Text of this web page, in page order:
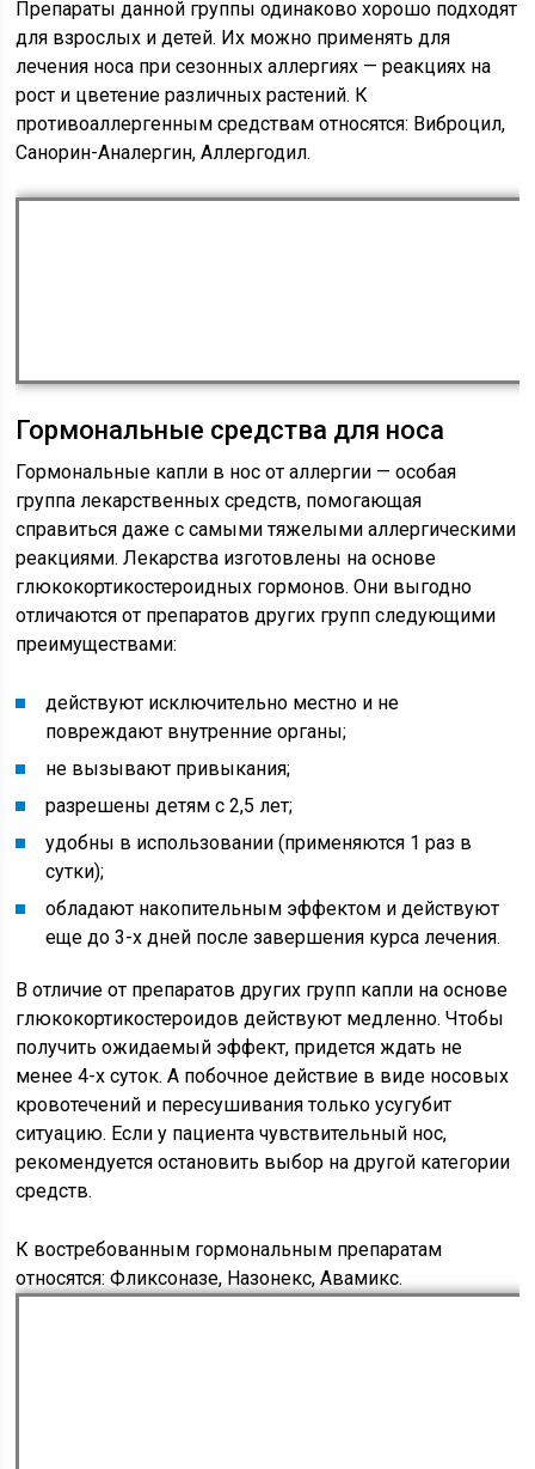
Препараты данной группы одинаково хорошо подходят
для взрослых и детей. Их можно применять для
лечения носа при сезонных аллергиях — реакциях на
рост и цветение различных растений. К
противоаллергенным средствам относятся: Виброцил,
Санорин-Аналергин, Аллергодил.
Гормональные средства для носа
Гормональные капли в нос от аллергии — особая
группа лекарственных средств, помогающая
справиться даже с самыми тяжелыми аллергическими
реакциями. Лекарства изготовлены на основе
глюкокортикостероидных гормонов. Они выгодно
отличаются от препаратов других групп следующими
преимуществами:
действуют исключительно местно и не
повреждают внутренние органы;
не вызывают привыкания;
разрешены детям с 2,5 лет;
удобны в использовании (применяются 1 раз в
сутки);
обладают накопительным эффектом и действуют
еще до 3-х дней после завершения курса лечения.
В отличие от препаратов других групп капли на основе
глюкокортикостероидов действуют медленно. Чтобы
получить ожидаемый эффект, придется ждать не
менее 4-х суток. А побочное действие в виде носовых
кровотечений и пересушивания только усугубит
ситуацию. Если у пациента чувствительный нос,
рекомендуется остановить выбор на другой категории
средств.
К востребованным гормональным препаратам
относятся: Фликсоназе, Назонекс, Авамикс.